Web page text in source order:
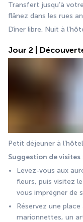
Transfert jusqu’à
flânez dans les rues
Dîner libre. Nuit à
Jour 2 |
Petit déjeuner à
Suggestion de visites :
Levez-vous aux
fleurs, puis visitez
vous imprégner de
Réservez une
marionnettes, un